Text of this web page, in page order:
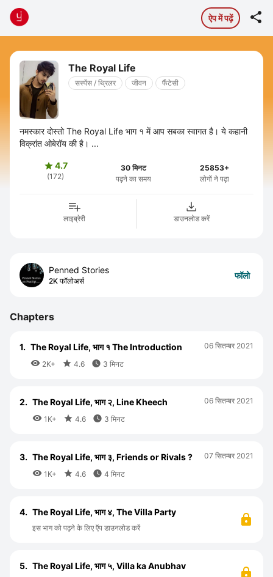
ऐप में पढ़ें 
The Royal Life
सस्पेंस / थ्रिलर जीवन फैंटेसी
नमस्कार दोस्तो The Royal Life भाग १ में आप सबका स्वागत है। ये कहानी
विक्रांत ओबेरॉय की है। ...
4.7
(172)
30 मिनट
पढ़ने का समय
25853+
लोगों ने पढ़ा
लाइब्रेरी डाउनलोड करें
Penned Stories
2K फॉलोअर्स
फॉलो
Chapters
1. The Royal Life, भाग १ The Introduction
 2K+  4.6  3 मिनट
06 सितम्बर 2021
2. The Royal Life, भाग २, Line Kheech
 1K+  4.6  3 मिनट
06 सितम्बर 2021
3. The Royal Life, भाग ३, Friends or Rivals ?
 1K+  4.6  4 मिनट
07 सितम्बर 2021
4. The Royal Life, भाग ४, The Villa Party
इस भाग को पढ़ने के लिए ऍप डाउनलोड करें
5. The Royal Life, भाग ५, Villa ka Anubhav